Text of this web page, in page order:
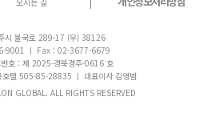
시 불국로 289-17 (우) 38126
9001
ㅣ Fax : 02-3677-6679
번호 : 제 2025-경북경주-0616 호
호텔 505-85-28835 ㅣ 대표이사 김영범
GLOBAL. ALL RIGHTS RESERVED